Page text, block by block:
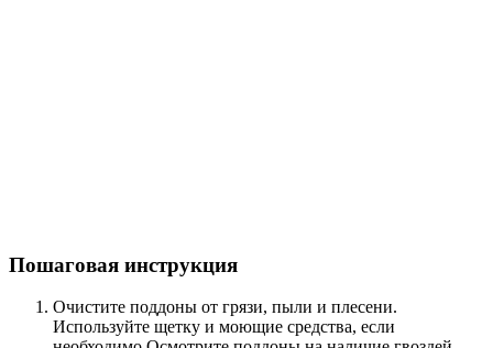
Пошаговая инструкция
Очистите поддоны от грязи, пыли и плесени.
Используйте щетку и моющие средства, если